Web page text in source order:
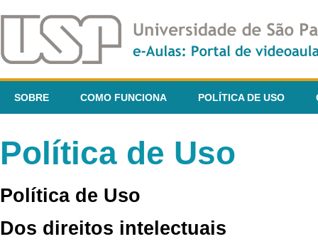
SOBRE COMO FUNCIONA POLÍTICA DE USO
Política de Uso
Política de Uso
Dos direitos intelectuais